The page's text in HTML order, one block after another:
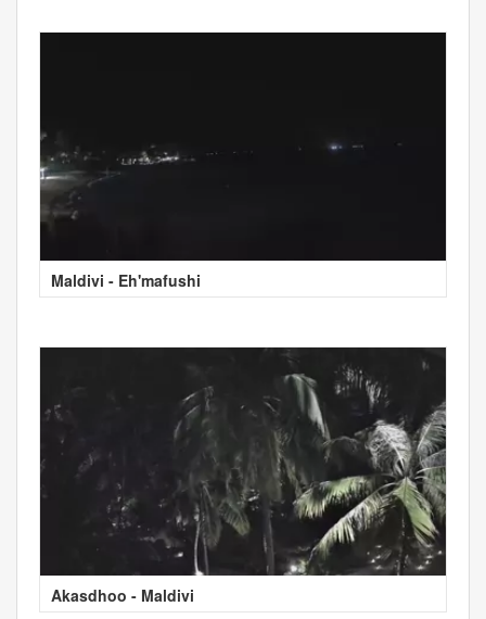
Maldivi - Eh'mafushi
Akasdhoo - Maldivi